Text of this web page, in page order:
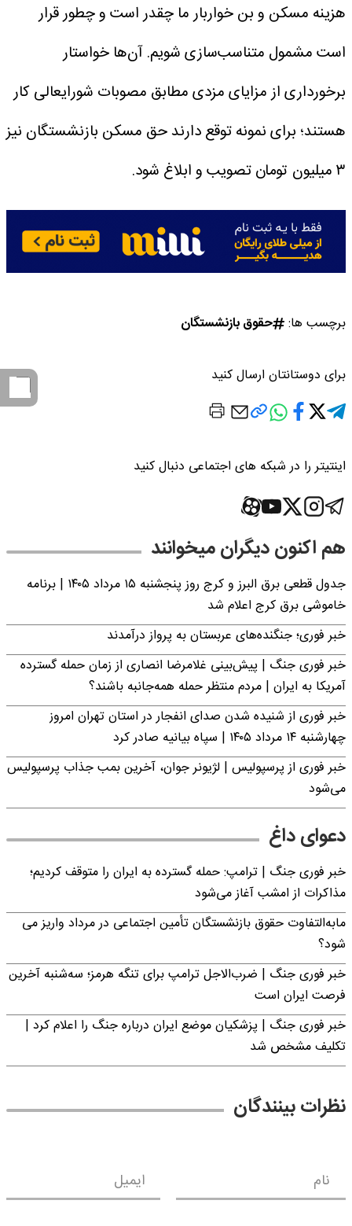
هزینه مسکن و بن خواربار ما چقدر است و چطور قرار
است مشمول متناسب‌سازی شویم.آن‌ها خواستار
برخورداری از مزایای مزدی مطابق مصوبات شورایعالی کار
هستند؛ برای نمونه توقع دارند حق مسکن بازنشستگان نیز
۳ میلیون تومان تصویب و ابلاغ شود.
برچسب ها: حقوق بازنشستگان
برای دوستانتان ارسال کنید
اینتیتر را در شبکه های اجتماعی دنبال کنید
هم اکنون دیگران میخوانند
جدول قطعی برق البرز و کرج روز پنجشنبه ۱۵ مرداد ۱۴۰۵ | برنامه
خاموشی برق کرج اعلام شد
خبر فوری؛ جنگنده‌های عربستان به پرواز درآمدند
خبر فوری جنگ | پیش‌بینی غلامرضا انصاری از زمان حمله گسترده
آمریکا به ایران | مردم منتظر حمله همه‌جانبه باشند؟
خبر فوری از شنیده شدن صدای انفجار در استان تهران امروز
چهارشنبه ۱۴ مرداد ۱۴۰۵ | سپاه بیانیه صادر کرد
خبر فوری از پرسپولیس | لژیونر جوان، آخرین بمب جذاب پرسپولیس
می‌شود
دعوای داغ
خبر فوری جنگ | ترامپ: حمله گسترده به ایران را متوقف کردیم؛
مذاکرات از امشب آغاز می‌شود
مابه‌التفاوت حقوق بازنشستگان تأمین اجتماعی در مرداد واریز می
شود؟
خبر فوری جنگ | ضرب‌الاجل ترامپ برای تنگه هرمز؛ سه‌شنبه آخرین
فرصت ایران است
خبر فوری جنگ | پزشکیان موضع ایران درباره جنگ را اعلام کرد |
تکلیف مشخص شد
نظرات بینندگان
نام ایمیل